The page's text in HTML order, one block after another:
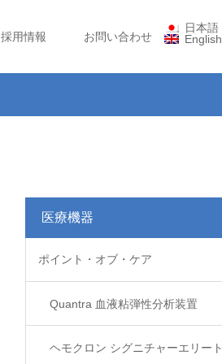
日本語
English
採用情報 お問い合わせ
医療機器
ポイント・オブ・ケア
Quantra 血液粘弾性分析装置
ヘモクロン シグニチャーエリート